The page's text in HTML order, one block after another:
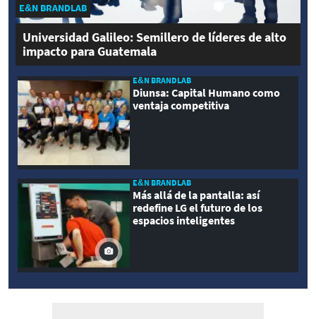
E&N BRANDLAB
Universidad Galileo: Semillero de líderes de alto
impacto para Guatemala
E&N BRANDLAB
Diunsa: Capital Humano como
ventaja competitiva
E&N BRANDLAB
Más allá de la pantalla: así
redefine LG el futuro de los
espacios inteligentes